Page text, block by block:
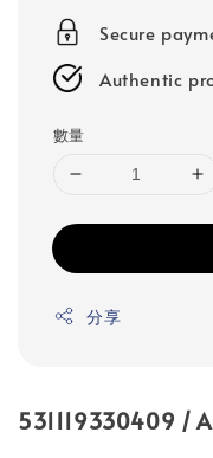
Secure
Authentic
數量
分享
531119330409 /